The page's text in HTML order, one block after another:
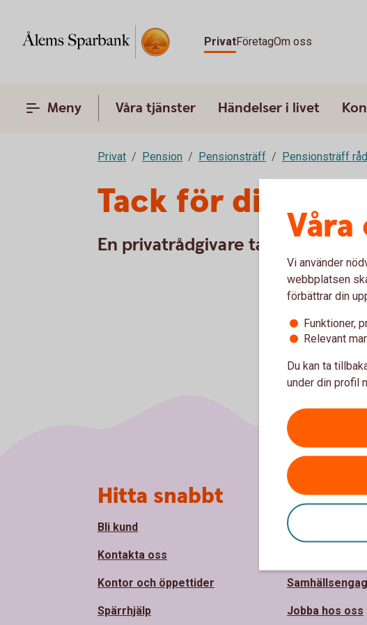
PrivatFöretagOm oss
Meny Våra tjänster Händelser i livet
Privat Pension Pensionsträff Pensionsträff
Tack för din
En privatrådgivare tar kontakt
Vi använder
webbplatsen
förbättrar din
Funktioner,
Relevant
Du kan ta
under din profil
Hitta snabbt
Bli kund
Kontakta oss
Kontor och öppettider
Spärrhjälp
Om oss
Om Ålems
Jobba hos oss